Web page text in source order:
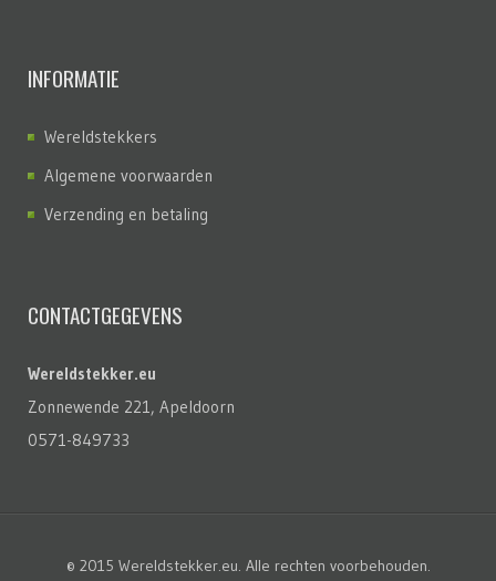
INFORMATIE
Wereldstekkers
Algemene voorwaarden
Verzending en betaling
CONTACTGEGEVENS
Wereldstekker.eu
Zonnewende 221, Apeldoorn
0571-849733
© 2015 Wereldstekker.eu. Alle rechten voorbehouden.